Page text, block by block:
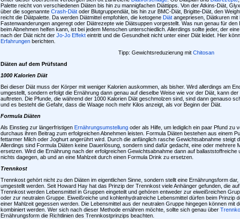
Palette reicht von verschiedenen Diäten bis hin zu mannigfachen Diättipps. Von der Atkins-Diät,
über die sogenannte Crash-Diätoder Blutgruppendiät, bis hin zur BMC-Diät, Brigitte-Diät, den
reicht die Diätpalette. Da werden Diätmittel empfohlen, die ketogene Diätangepriesen, Diätkuren mit
Fastenwanderungen angeregt oder Diätrezepte wie Diätsuppen vorgestellt. Was nun genau für den
beim Abnehmen helfen kann, ist bei jedem Menschen unterschiedlich. Allerdings sollte jeder, der
nach der Diät nicht der Jo-Jo Effekteintritt und die Gesundheit nicht unter einer Diät leidet. Hier
Erfahrungenberichten.
Tipp: Gewichtsreduzierung mitChitosan
Diäten auf dem Prüfstand
1000 Kalorien Diät
Bei dieser Diät muss der Körper mit weniger Kalorien auskommen, als bisher. Wird allerdings am
umgestellt, sondern erfolgt die Ernährung dann genau auf dieselbe Weise wie vor der Diät, kann
auftreten. Die Pfunde, die während der 1000 Kalorien Diät geschmolzen sind, sind dann genauso
und es besteht die Gefahr, dass die Waage noch mehr Kilos anzeigt, als vor Beginn der Diät.
Formula Diäten
Als Einstieg zur längerfristigen Ernährungsumstellungoder als Hilfe, um lediglich ein paar Pfund zu
durchaus ihren Beitrag zum erfolgreichen Abnehmen leisten. Formula Diäten bestehen aus einem
fettarmer Milch oder Joghurt angerührt wird. Durch die anfänglich rasche Gewichtsabnahme steigt
Allerdings sind Formula Diäten keine Dauerlösung, sondern sind dafür gedacht, eine oder mehrere
ersetzen. Wird die Ernährung nach der erfolgreichen Gewichtsabnahme dann auf ballaststoffreiche
nichts dagegen, ab und an eine Mahlzeit durch einen Formula Drink zu ersetzen.
Trennkost
Trennkost gehört nicht zu den Diäten im eigentlichen Sinne, sondern stellt eine Ernährungsform
umgestellt werden. Seit Howard Hay hat das Prinzip der Trennkost viele Anhänger gefunden, die
Trennkost werden Lebensmittel in Gruppen eingeteilt und gehören entweder zur eiweißreichen
oder zur neutralen Gruppe. Eiweißreiche und kohlenhydratreiche Lebensmittel dürfen beim Prinzip
einer Mahlzeit gegessen werden. Die Lebensmittel aus der neutralen Gruppe hingegen können mit
kombiniert werden. Wer sich nach dieser Methode ernähren möchte, sollte sich genau über
Ernährungsform die Richtlinien des Trennkostprinzips beachten.